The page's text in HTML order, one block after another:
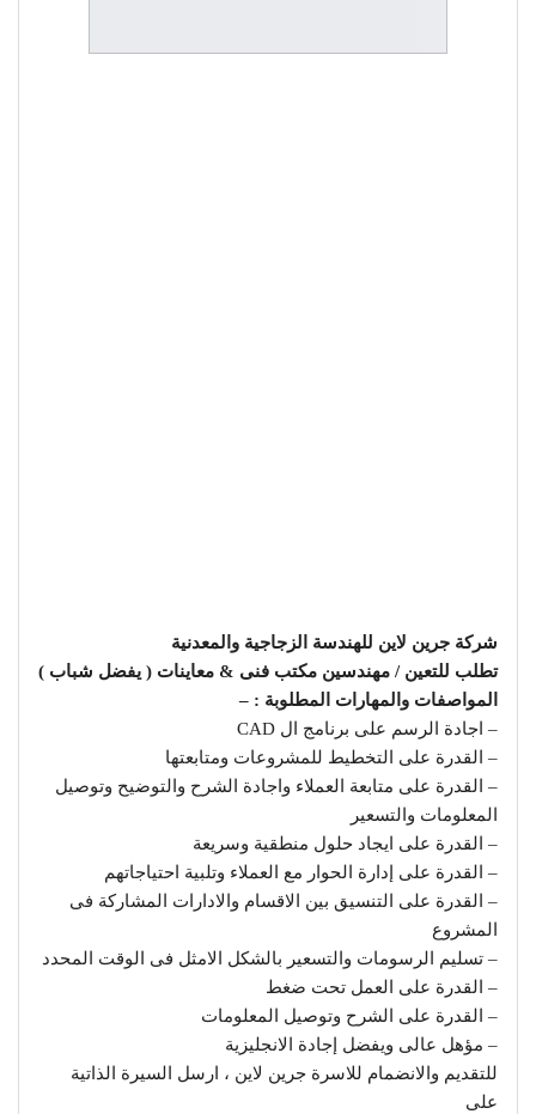
شركة جرين لاين للهندسة الزجاجية والمعدنية
تطلب للتعين / مهندسين مكتب فنى & معاينات ( يفضل شباب )
المواصفات والمهارات المطلوبة : –
– اجادة الرسم على برنامج ال CAD
– القدرة على التخطيط للمشروعات ومتابعتها
– القدرة على متابعة العملاء واجادة الشرح والتوضيح وتوصيل
المعلومات والتسعير
– القدرة على ايجاد حلول منطقية وسريعة
– القدرة على إدارة الحوار مع العملاء وتلبية احتياجاتهم
– القدرة على التنسيق بين الاقسام والادارات المشاركة فى
المشروع
– تسليم الرسومات والتسعير بالشكل الامثل فى الوقت المحدد
– القدرة على العمل تحت ضغط
– القدرة على الشرح وتوصيل المعلومات
– مؤهل عالى ويفضل إجادة الانجليزية
للتقديم والانضمام للاسرة جرين لاين ، ارسل السيرة الذاتية
على